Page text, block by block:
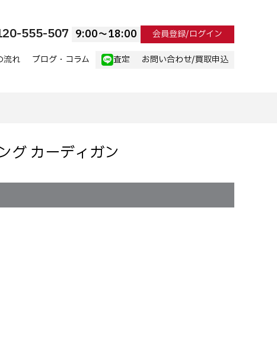
555-507 9:00〜18:00 会員登録/ログイン
流れ ブログ・コラム 査定 お問い合わせ/買取申込
グ カーディガン